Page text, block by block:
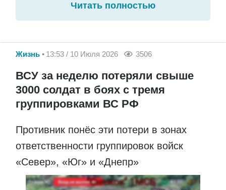
Читать полностью
Жизнь 13:53 / 10 Июля 2026 3506
ВСУ за неделю потеряли свыше
3000 солдат в боях с тремя
группировками ВС РФ
Противник понёс эти потери в зонах
ответственности группировок войск
«Север», «Юг» и «Днепр»